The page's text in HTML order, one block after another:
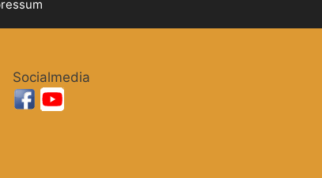
Socialmedia